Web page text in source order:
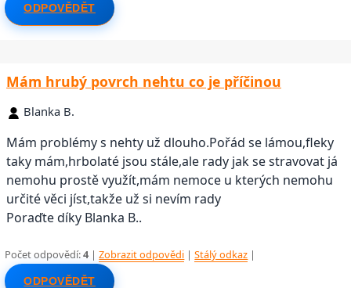
ODPOVĚDĚT
Mám hrubý povrch nehtu co je příčinou
Blanka B.
Mám problémy s nehty už dlouho.Pořád se lámou,fleky
taky mám,hrbolaté jsou stále,ale rady jak se stravovat já
nemohu prostě využít,mám nemoce u kterých nemohu
určité věci jíst,takže už si nevím rady
Poraďte díky Blanka B..
Počet odpovědí:4 |Zobrazit odpovědi |Stálý odkaz |
ODPOVĚDĚT